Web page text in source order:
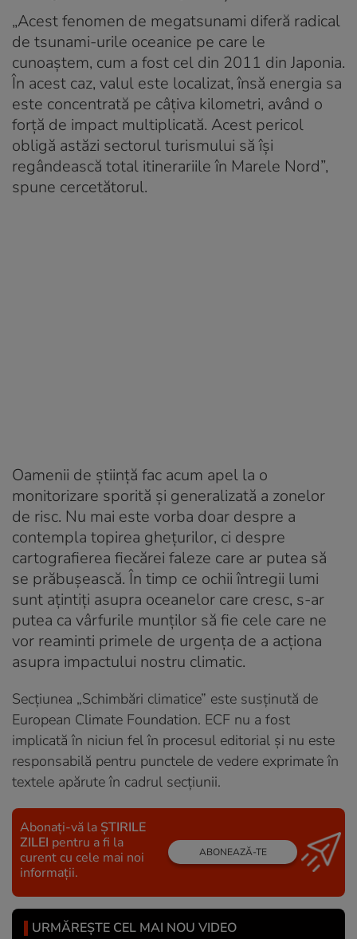
„Acest fenomen de megatsunami diferă radical
de tsunami-urile oceanice pe care le
cunoaștem, cum a fost cel din 2011 din Japonia.
În acest caz, valul este localizat, însă energia sa
este concentrată pe câțiva kilometri, având o
forță de impact multiplicată. Acest pericol
obligă astăzi sectorul turismului să își
regândească total itinerariile în Marele Nord”,
spune cercetătorul.
Oamenii de știință fac acum apel la o
monitorizare sporită și generalizată a zonelor
de risc. Nu mai este vorba doar despre a
contempla topirea ghețurilor, ci despre
cartografierea fiecărei faleze care ar putea să
se prăbușească. În timp ce ochii întregii lumi
sunt ațintiți asupra oceanelor care cresc, s-ar
putea ca vârfurile munților să fie cele care ne
vor reaminti primele de urgența de a acționa
asupra impactului nostru climatic.
Secțiunea „Schimbări climatice” este susținută de
European Climate Foundation. ECF nu a fost
implicată în niciun fel în procesul editorial și nu este
responsabilă pentru punctele de vedere exprimate în
textele apărute în cadrul secțiunii.
Abonați-vă la ȘTIRILE
ZILEI pentru a fi la
curent cu cele mai noi
informații.
ABONEAZĂ-TE
URMĂREȘTE CEL MAI NOU VIDEO